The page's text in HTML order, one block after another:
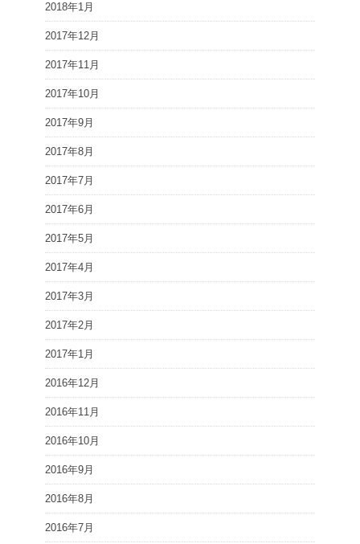
2018年1月
2017年12月
2017年11月
2017年10月
2017年9月
2017年8月
2017年7月
2017年6月
2017年5月
2017年4月
2017年3月
2017年2月
2017年1月
2016年12月
2016年11月
2016年10月
2016年9月
2016年8月
2016年7月